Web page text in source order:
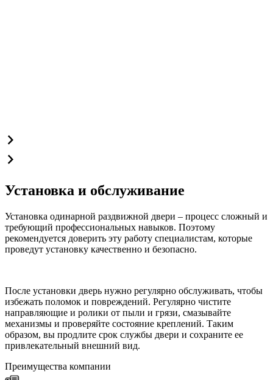
Установка и обслуживание
Установка одинарной раздвижной двери – процесс сложный и
требующий профессиональных навыков. Поэтому
рекомендуется доверить эту работу специалистам, которые
проведут установку качественно и безопасно.
После установки дверь нужно регулярно обслуживать, чтобы
избежать поломок и повреждений. Регулярно чистите
направляющие и ролики от пыли и грязи, смазывайте
механизмы и проверяйте состояние креплений. Таким
образом, вы продлите срок службы двери и сохраните ее
привлекательный внешний вид.
Преимущества компании